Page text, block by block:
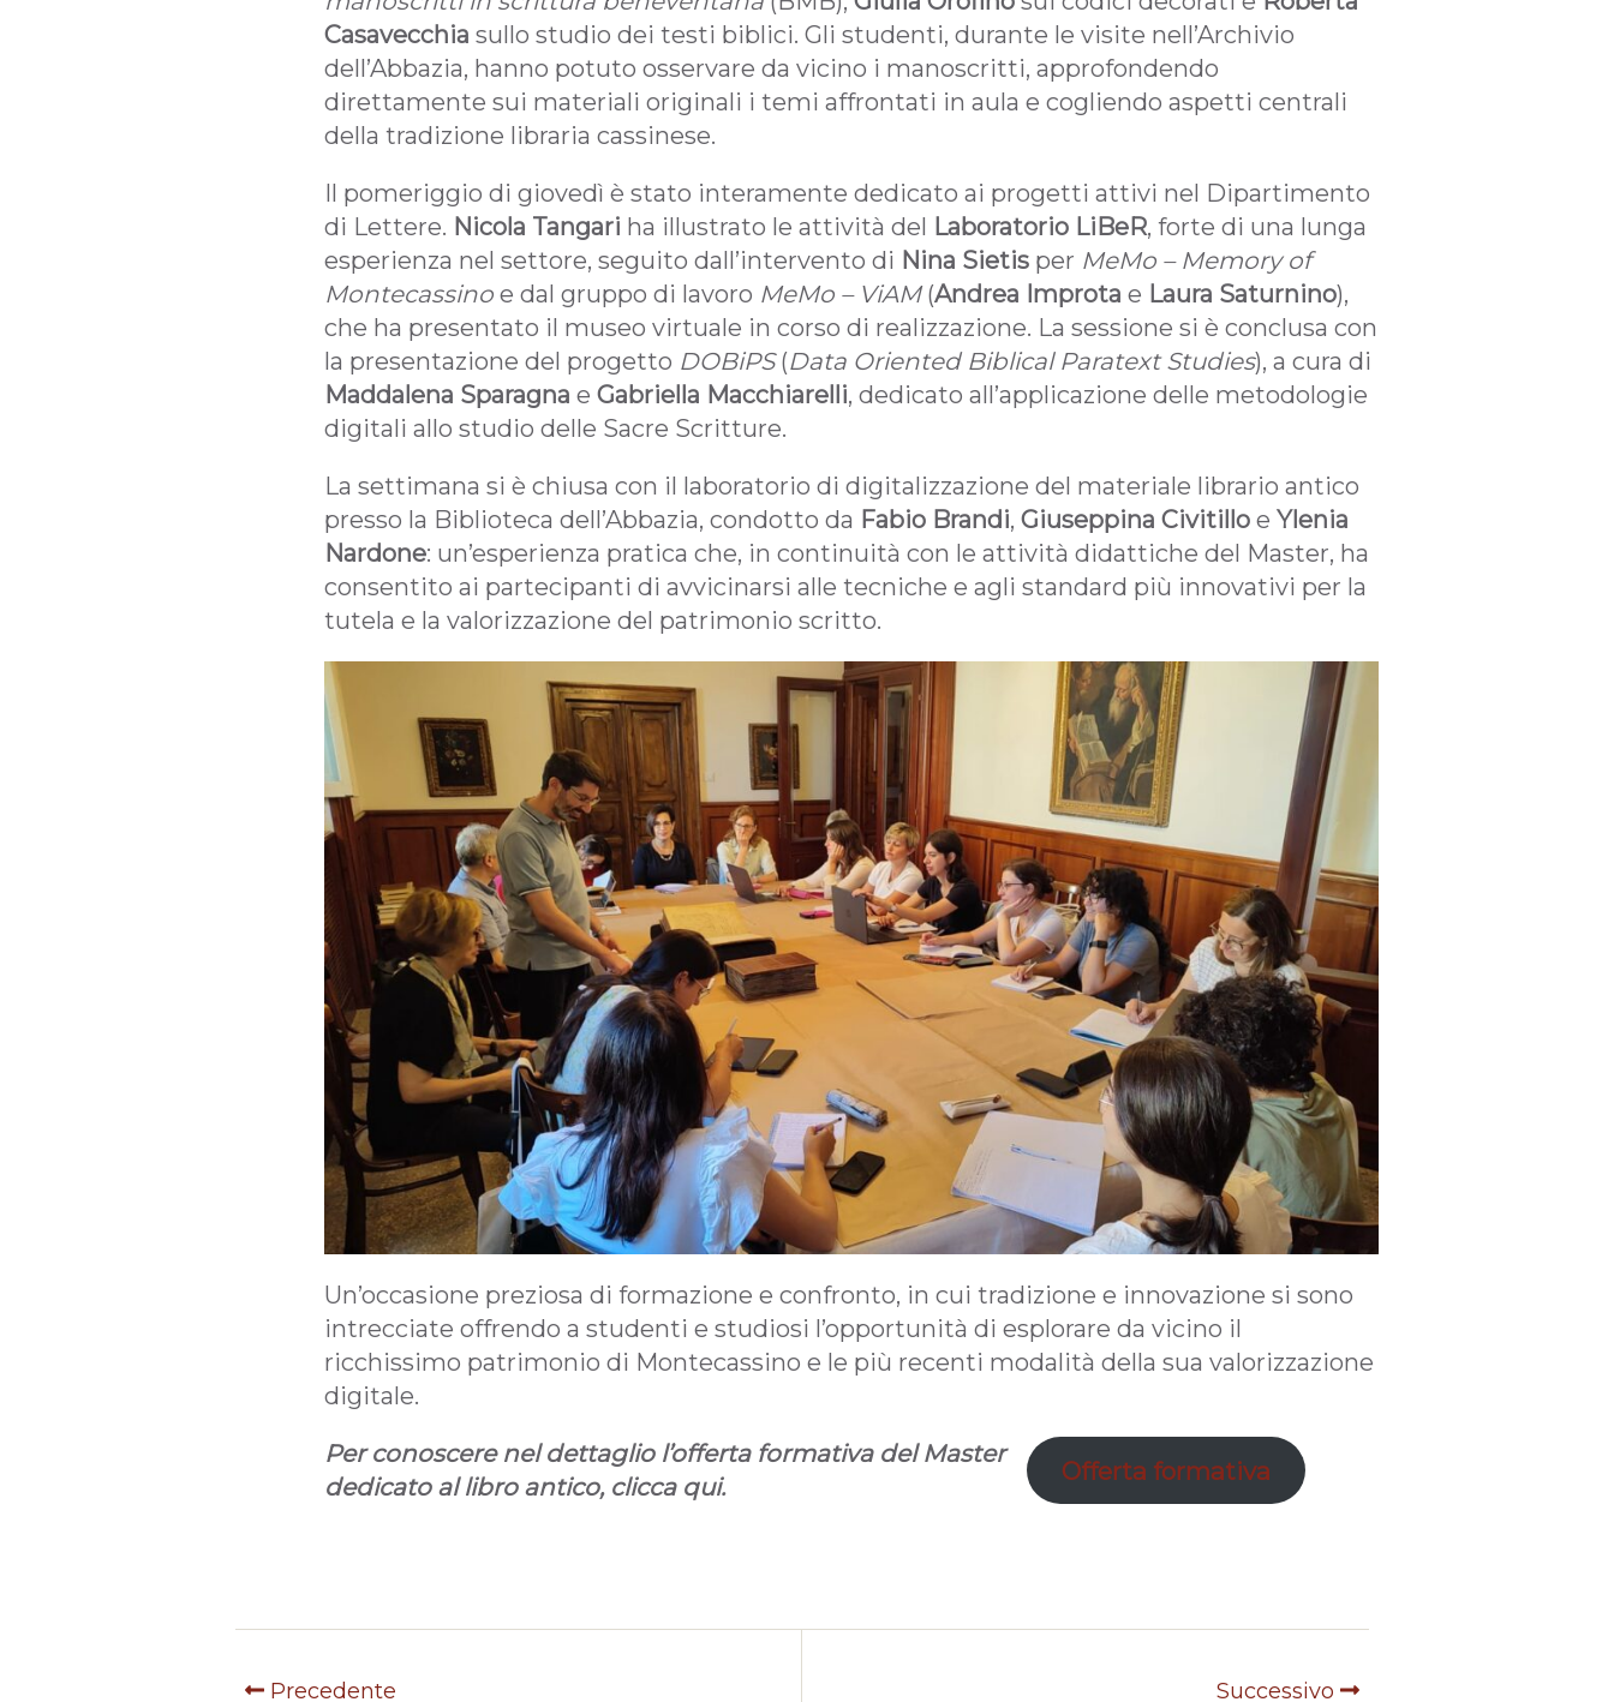
Casavecchia sullo studio dei testi biblici. Gli studenti, durante le visite nell’Archivio
dell’Abbazia, hanno potuto osservare da vicino i manoscritti, approfondendo
direttamente sui materiali originali i temi affrontati in aula e cogliendo aspetti centrali
della tradizione libraria cassinese.
Il pomeriggio di giovedì è stato interamente dedicato ai progetti attivi nel Dipartimento
di Lettere. Nicola Tangari ha illustrato le attività del Laboratorio LiBeR, forte di una lunga
esperienza nel settore, seguito dall’intervento di Nina Sietis per MeMo – Memory of
Montecassino e dal gruppo di lavoro MeMo – ViAM(Andrea Improta e Laura Saturnino),
che ha presentato il museo virtuale in corso di realizzazione. La sessione si è conclusa con
la presentazione del progetto DOBiPS(Data Oriented Biblical Paratext Studies), a cura di
Maddalena Sparagna e Gabriella Macchiarelli, dedicato all’applicazione delle metodologie
digitali allo studio delle Sacre Scritture.
La settimana si è chiusa con il laboratorio di digitalizzazione del materiale librario antico
presso la Biblioteca dell’Abbazia, condotto da Fabio Brandi, Giuseppina Civitillo e Ylenia
Nardone: un’esperienza pratica che, in continuità con le attività didattiche del Master, ha
consentito ai partecipanti di avvicinarsi alle tecniche e agli standard più innovativi per la
tutela e la valorizzazione del patrimonio scritto.
Un’occasione preziosa di formazione e confronto, in cui tradizione e innovazione si sono
intrecciate offrendo a studenti e studiosi l’opportunità di esplorare da vicino il
ricchissimo patrimonio di Montecassino e le più recenti modalità della sua valorizzazione
digitale.
Per conoscere nel dettaglio l’offerta formativa del Master
dedicato al libro antico, clicca qui.
Offerta formativa
Precedente Successivo